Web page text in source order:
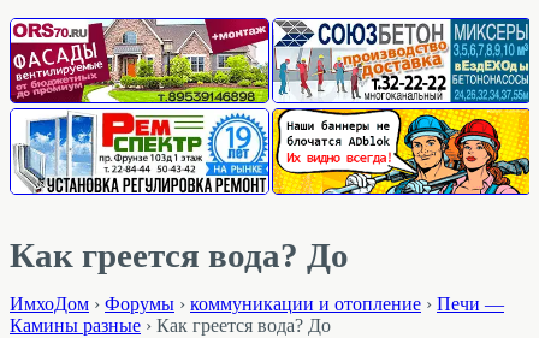
Как греется вода? До
ИмхоДом › Форумы › коммуникации и отопление › Печи —
Камины разные › Как греется вода? До